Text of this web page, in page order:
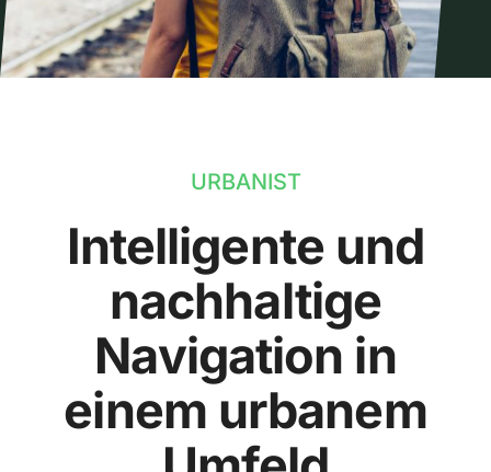
URBANIST
Intelligente und
nachhaltige
Navigation in
einem urbanem